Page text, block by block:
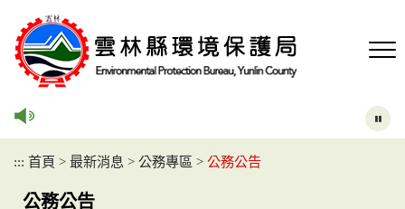
::: 首頁 > 最新消息 > 公務專區 > 公務公告
公務公告